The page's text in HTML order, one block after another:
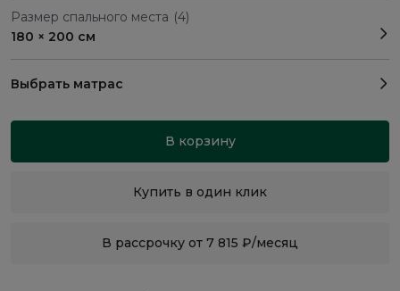
Размер спального места (4)
180 × 200 см
Выбрать матрас
В корзину
Купить в один клик
В рассрочку от 7 815 ₽/месяц